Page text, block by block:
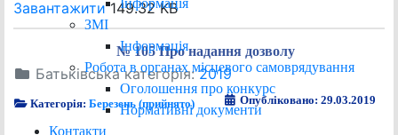
ЗМІ
Інформація
Робота в органах місцевого самоврядування
Оголошення про конкурс
Нормативні документи
Контакти
Завантажити149.32 KB
№ 105 Про надання дозволу
Батьківська категорія:2019
Категорія:Березень (прийнято) Опубліковано: 29.03.2019